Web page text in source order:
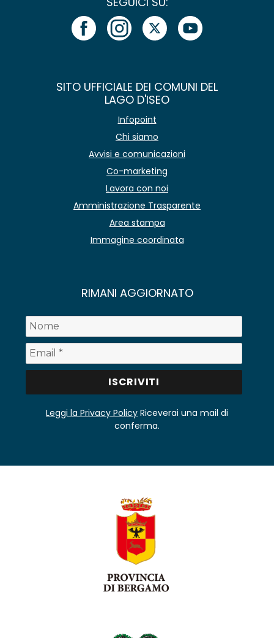
SITO UFFICIALE DEI COMUNI DEL
LAGO D'ISEO
Infopoint
Chi siamo
Avvisi e comunicazioni
Co-marketing
Lavora con noi
Amministrazione Trasparente
Area stampa
Immagine coordinata
RIMANI AGGIORNATO
Leggi la Privacy Policy Riceverai una mail di
conferma.